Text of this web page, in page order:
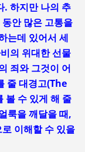
. 하지만 나의 추
안 많은 고통을
는데 있어서 세
의 위대한 선물
죄와 그것이 어
줄 대경고(The
수 있게 해 줄
룩을 깨달을 때,
이해할 수 있을